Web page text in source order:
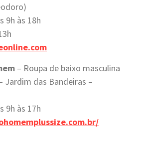
9h às 18h
– Roupa de baixo masculina
Jardim das Bandeiras –
9h às 17h